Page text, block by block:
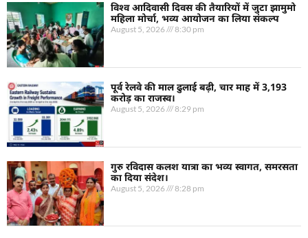
विश्व आदिवासी दिवस की तैयारियों में जुटा झामुमो
महिला मोर्चा, भव्य आयोजन का लिया संकल्प
August 5, 2026 8:30 pm
पूर्व रेलवे की माल ढुलाई बढ़ी, चार माह में 3,193
करोड़ का राजस्व।
August 5, 2026 8:29 pm
गुरु रविदास कलश यात्रा का भव्य स्वागत, समरसता
का दिया संदेश।
August 5, 2026 8:28 pm